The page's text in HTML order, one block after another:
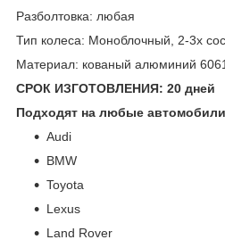
Разболтовка: любая
Тип колеса: Моноблочный, 2-3х
Материал: кованый алюминий
СРОК ИЗГОТОВЛЕНИЯ: 20 дней
Подходят на любые
Audi
BMW
Toyota
Lexus
Land Rover